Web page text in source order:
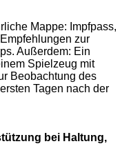
Mappe: Impfpass,
zur
Außerdem: Ein
Spielzeug mit
Beobachtung des
Tagen nach der
bei Haltung,